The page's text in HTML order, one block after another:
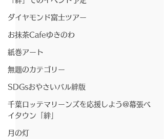
ダイヤモンド富士ツアー
お抹茶Cafeゆきのわ
紙巻アート
無題のカテゴリー
SDGsおやさいバル絆版
千葉ロッテマリーンズを応援しよう@幕張ベ
イタウン「絆」
月の灯